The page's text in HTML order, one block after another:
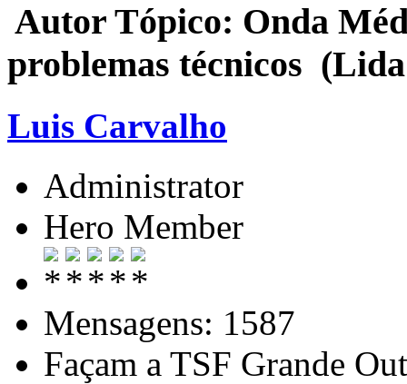
Autor Tópico: Onda
problemas técnicos (Lida
Luis Carvalho
Administrator
Hero Member
Mensagens: 1587
Façam a TSF Grande